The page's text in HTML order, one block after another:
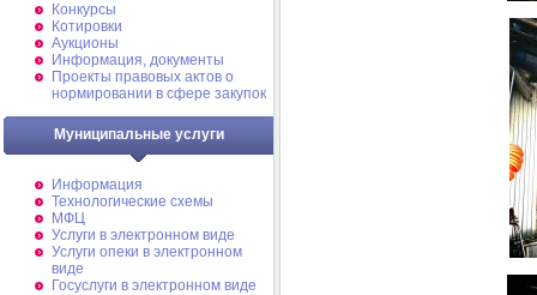
Конкурсы
Котировки
Аукционы
Информация, документы
Проекты правовых актов о
нормировании в сфере закупок
Муниципальные услуги
Информация
Технологические схемы
МФЦ
Услуги в электронном виде
Услуги опеки в электронном
виде
Госуслуги в электронном виде